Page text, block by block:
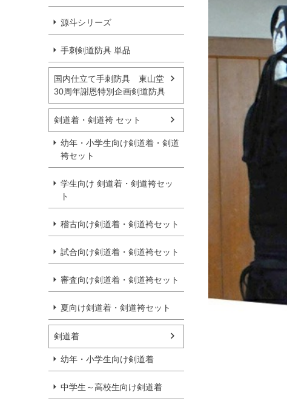
源斗シリーズ
手刺剣道防具 単品
国内仕立て手刺防具 東山堂
30周年謝恩特別企画剣道防具
剣道着・剣道袴 セット
幼年・小学生向け剣道着・剣道
袴セット
学生向け 剣道着・剣道袴セッ
ト
稽古向け剣道着・剣道袴セット
試合向け剣道着・剣道袴セット
審査向け剣道着・剣道袴セット
夏向け剣道着・剣道袴セット
剣道着
幼年・小学生向け剣道着
中学生～高校生向け剣道着